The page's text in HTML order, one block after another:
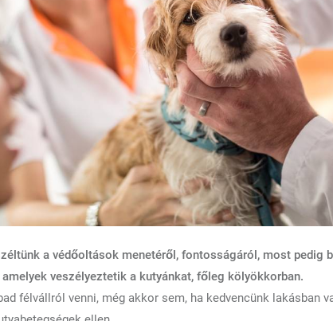
a védőoltások menetéről, fontosságáról, most pedig
veszélyeztetik a kutyánkat, főleg kölyökkorban.
félvállról venni, még akkor sem, ha kedvencünk lakásban